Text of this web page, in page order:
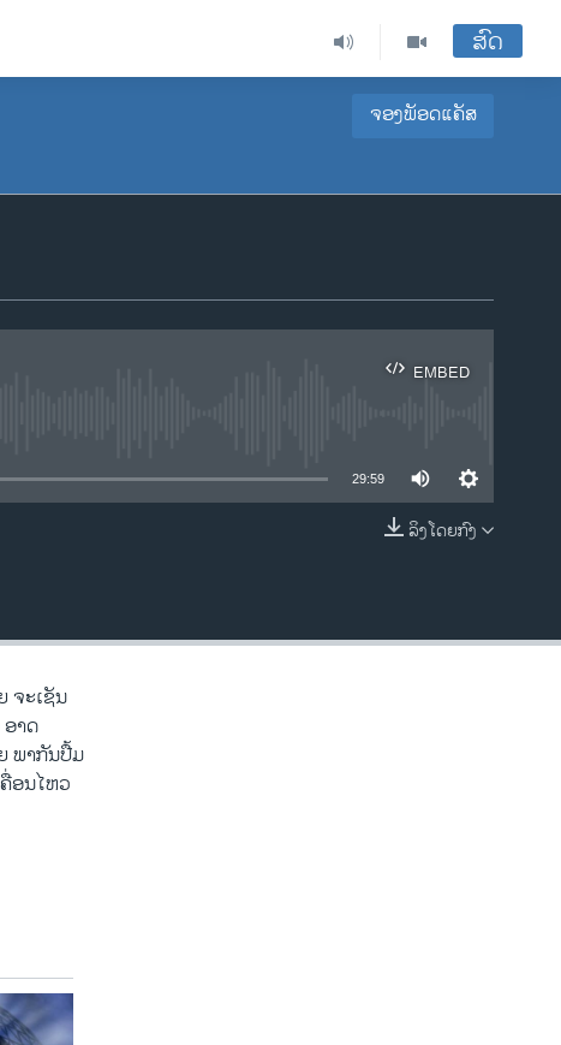
ສົດ
ຈອງພັອດແຄັສ
EMBED
EMBED
29:59
ລິງໂດຍກົງ
ຈະເຊັນ
າດ
ພາກັນປື້ມ
ອນໄຫວ